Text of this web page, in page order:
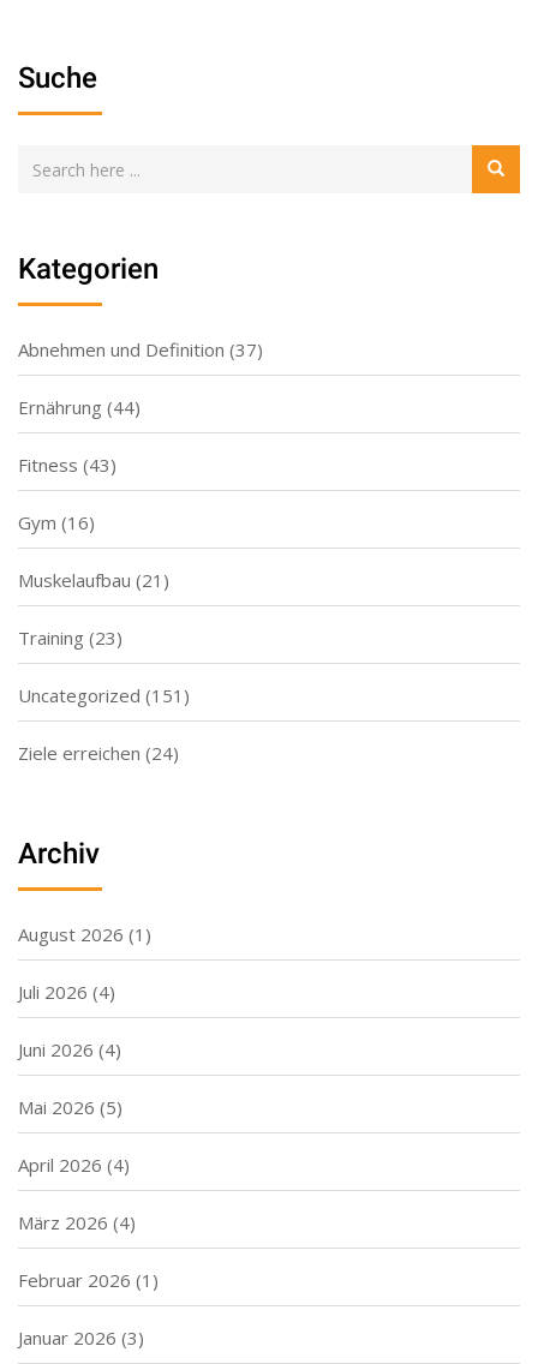
Suche
Kategorien
Abnehmen und Definition (37)
Ernährung (44)
Fitness (43)
Gym (16)
Muskelaufbau (21)
Training (23)
Uncategorized (151)
Ziele erreichen (24)
Archiv
August 2026 (1)
Juli 2026 (4)
Juni 2026 (4)
Mai 2026 (5)
April 2026 (4)
März 2026 (4)
Februar 2026 (1)
Januar 2026 (3)